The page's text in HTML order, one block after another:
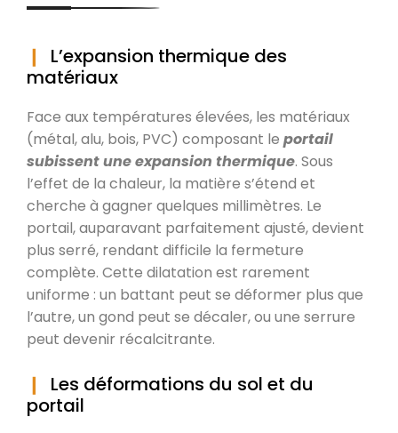
L’expansion thermique des
matériaux
Face aux températures élevées, les matériaux
(métal, alu, bois, PVC) composant le portail
subissent une expansion thermique. Sous
l’effet de la chaleur, la matière s’étend et
cherche à gagner quelques millimètres. Le
portail, auparavant parfaitement ajusté, devient
plus serré, rendant difficile la fermeture
complète. Cette dilatation est rarement
uniforme : un battant peut se déformer plus que
l’autre, un gond peut se décaler, ou une serrure
peut devenir récalcitrante.
Les déformations du sol et du
portail